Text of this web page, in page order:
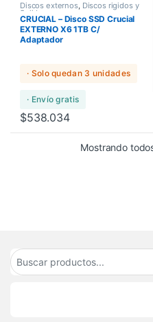
Discos externos, Discos rigidos y
Solidos
CRUCIAL – Disco SSD Crucial
EXTERNO X6 1TB C/
Adaptador
· Solo quedan 3 unidades
· Envío gratis
$538.034
Mostrando